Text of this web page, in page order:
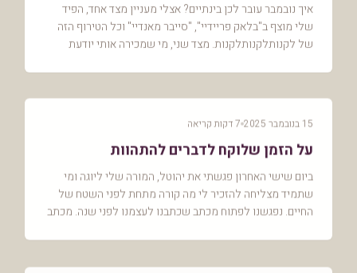
איך נובמבר עובר לכן בינתיים? אצלי מעניין מצד אחד, הפיד
שלי מוצף ב"בלאק פריידיי", "סייבר מאנדיי" וכל הטירוף הזה
של לקנותלקנותלקנות. מצד שני, מי שמכירה אותי יודעת
15 בנובמבר 2025 7 דקות קריאה
על הזמן שלוקח לדברים להתהוות
ביום שישי האחרון פגשתי את יהוטל, המורה שלי ליוגה ומי
שתמיד מצליחה להזכיר לי מה קורה מתחת לפני השטח של
החיים. נפגשנו לפתוח מכתב שכתבנו לעצמנו לפני שנה. מכתב